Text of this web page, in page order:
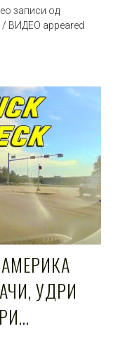
записи од
/ ВИДЕО appeared
УДРИ